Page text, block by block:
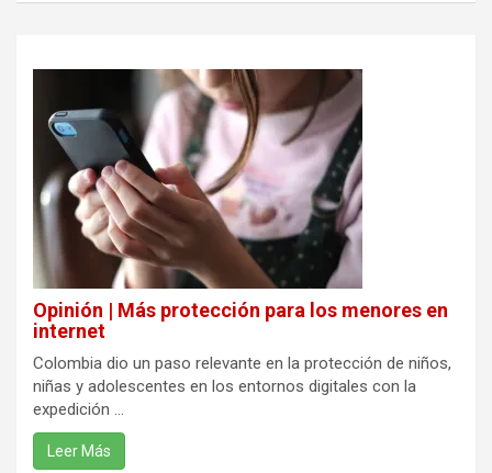
Opinión | Más protección para los menores en
internet
Colombia dio un paso relevante en la protección de niños,
niñas y adolescentes en los entornos digitales con la
expedición ...
Leer Más